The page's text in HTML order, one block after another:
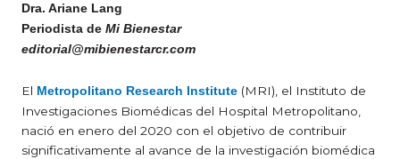
Dra. Ariane Lang
Periodista de Mi Bienestar
editorial@mibienestarcr.com
El Metropolitano Research Institute (MRI), el Instituto de
Investigaciones Biomédicas del Hospital Metropolitano,
nació en enero del 2020 con el objetivo de contribuir
significativamente al avance de la investigación biomédica